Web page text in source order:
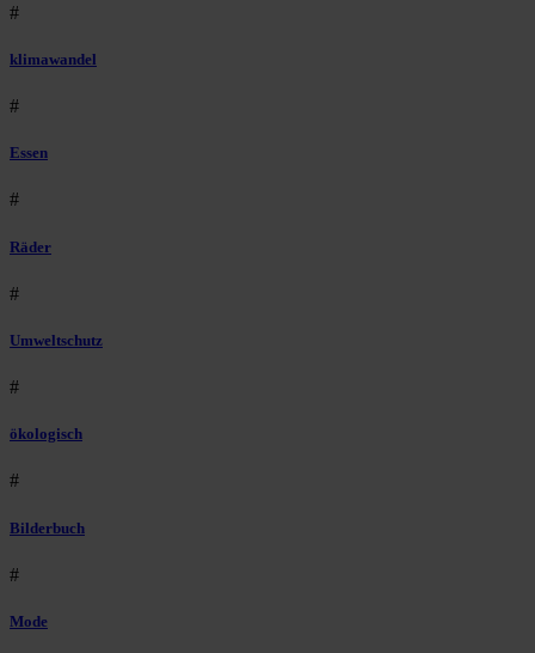
#
klimawandel
#
Essen
#
Räder
#
Umweltschutz
#
ökologisch
#
Bilderbuch
#
Mode